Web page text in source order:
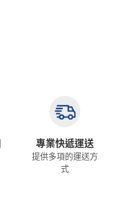
專業快遞運送
提供多項的運送方
式